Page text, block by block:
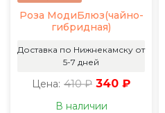
Роза МодиБлюз(чайно-
гибридная)
Доставка по Нижнекамску от
5-7 дней
Цена: 410 ₽ 340 ₽
В наличии